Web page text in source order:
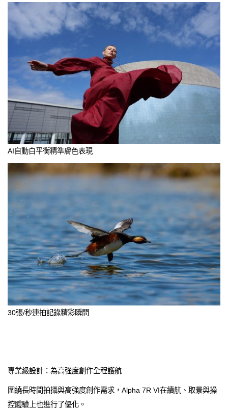
AI自動白平衡精準膚色表現
30張/秒連拍記錄精彩瞬間
專業級設計：為高強度創作全程護航
圍繞長時間拍攝與高強度創作需求，Alpha 7R VI在續航、取景與操
控體驗上也進行了優化。